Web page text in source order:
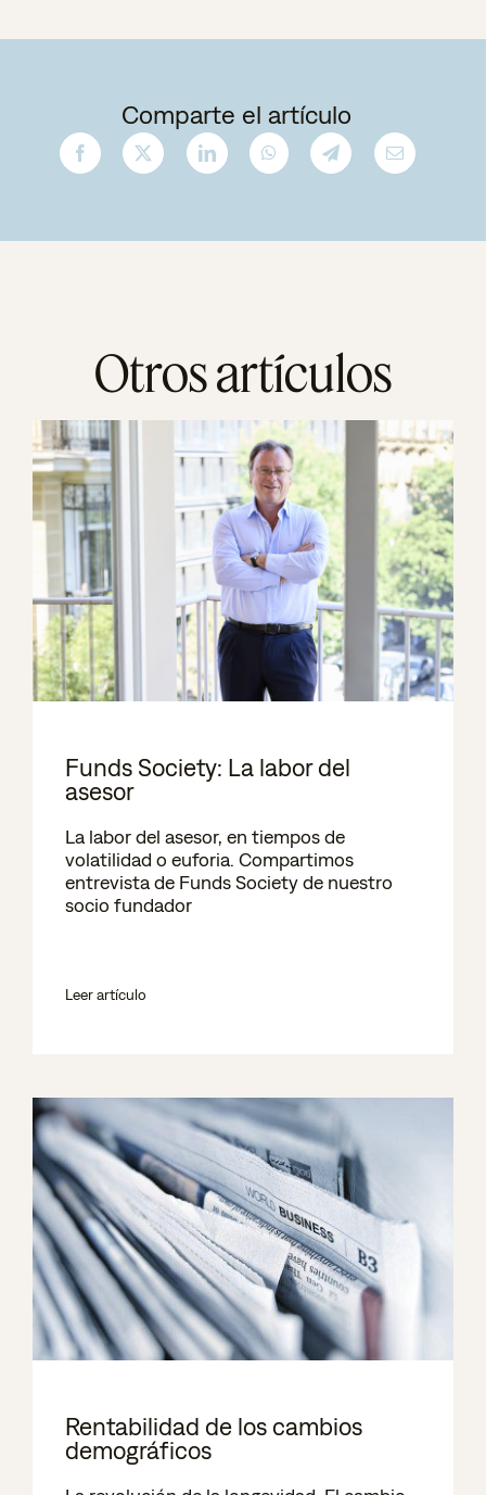
Comparte el artículo
Otros artículos
Funds Society: La labor del
asesor
La labor del asesor, en tiempos de
volatilidad o euforia. Compartimos
entrevista de Funds Society de nuestro
socio fundador
Leer artículo
Rentabilidad de los cambios
demográficos